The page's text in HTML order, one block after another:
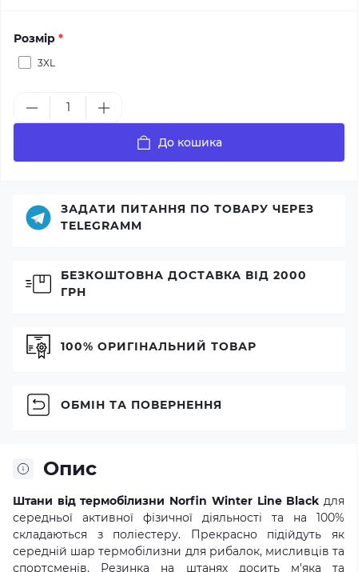
Розмір *
3XL
До кошика
Опис
Штани від термобілизни Norfin Winter Line Black для
середньої активної фізичної діяльності та на 100%
складаються з поліестеру. Прекрасно підійдуть як
середній шар термобілизни для рибалок, мисливців та
спортсменів. Резинка на штанях досить м'яка та
ЗАДАТИ ПИТАННЯ ПО ТОВАРУ ЧЕРЕЗ
TELEGRAMM
БЕЗКОШТОВНА ДОСТАВКА ВІД 2000
ГРН
100% ОРИГІНАЛЬНИЙ ТОВАР
ОБМІН ТА ПОВЕРНЕННЯ